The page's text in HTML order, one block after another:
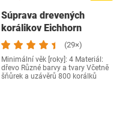
Súprava drevených
korálikov Eichhorn
100003442
(29×)
Minimální věk [roky]: 4 Materiál:
dřevo Různé barvy a tvary Včetně
šňůrek a uzávěrů 800 korálků